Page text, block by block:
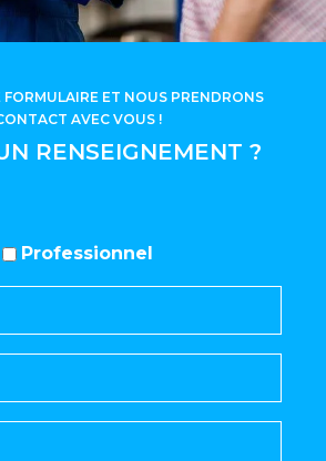
RENSEIGNEMENT ?
FORMULAIRE ET NOUS PRENDRONS
AVEC VOUS !
Professionnel